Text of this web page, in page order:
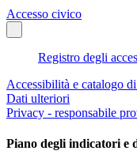
Accesso civico
Registro degli
Accessibilità e catalogo
Dati ulteriori
Privacy - responsabile
Piano degli indicatori e